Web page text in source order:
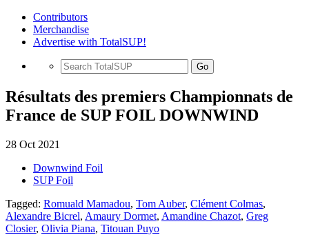
Contributors
Merchandise
Advertise with TotalSUP!
Go
Résultats des premiers Championnats de
France de SUP FOIL DOWNWIND
28 Oct 2021
Downwind Foil
SUP Foil
Tagged: Romuald Mamadou, Tom Auber, Clément Colmas,
Alexandre Bicrel, Amaury Dormet, Amandine Chazot, Greg
Closier, Olivia Piana, Titouan Puyo